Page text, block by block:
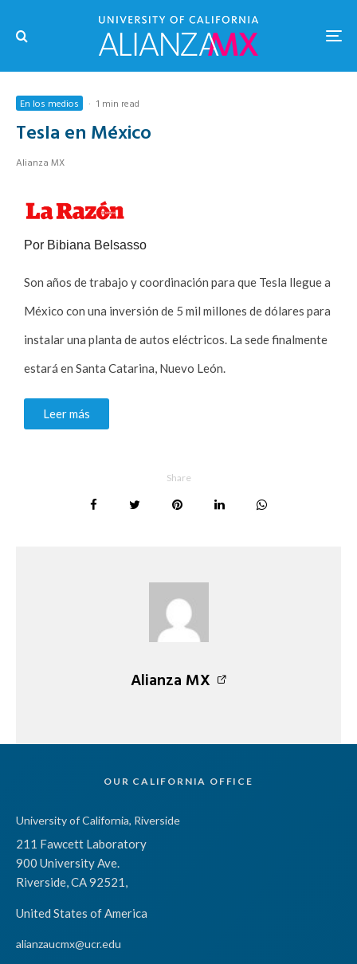
En los medios · 1 min read
Tesla en México
Alianza MX
Por Bibiana Belsasso
Son años de trabajo y coordinación para que Tesla llegue a
México con una inversión de 5 mil millones de dólares para
instalar una planta de autos eléctricos. La sede finalmente
estará en Santa Catarina, Nuevo León.
Leer más
Share
Alianza MX
OUR CALIFORNIA OFFICE
University of California, Riverside
211 Fawcett Laboratory
900 University Ave.
Riverside, CA 92521,
United States of America
alianzaucmx@ucr.edu